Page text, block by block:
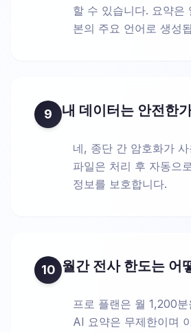
할 수 있습니다. 요약은
본의 주요 언어로 생성
9 내 데이터는 안전한
네, 종단 간 암호화가
파일은 처리 후 자동으
정보를 보호합니다.
10 월간 전사 한도는 어
프로 플랜은 월 1,200
AI 요약은 무제한이며